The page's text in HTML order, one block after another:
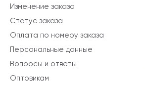
Изменение заказа
Статус заказа
Оплата по номеру заказа
Персональные данные
Вопросы и ответы
Оптовикам